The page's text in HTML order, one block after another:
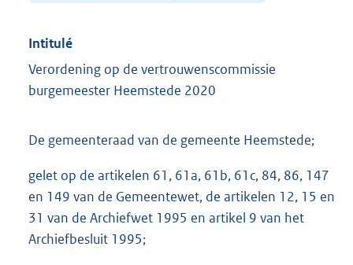
Intitulé
Verordening op de vertrouwenscommissie
burgemeester Heemstede 2020
De gemeenteraad van de gemeente Heemstede;
gelet op de artikelen 61, 61a, 61b, 61c, 84, 86, 147
en 149 van de Gemeentewet, de artikelen 12, 15 en
31 van de Archiefwet 1995 en artikel 9 van het
Archiefbesluit 1995;